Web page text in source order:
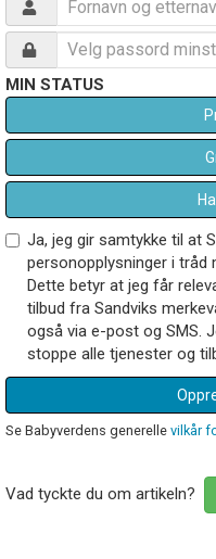
MIN STATUS
Ja, jeg gir samtykke til at
personopplysninger i tråd
Dette betyr at jeg får
tilbud fra Sandviks
også via e-post og SMS.
stoppe alle tjenester og
Se Babyverdens generelle vilkår
Vad tyckte du om artikeln?